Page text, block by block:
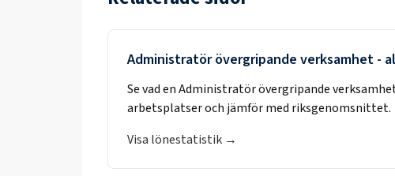
Administratör övergripande verksamhet -
Se vad enAdministratör övergripande
arbetsplatser och jämför med riksgenomsnittet.
Visa lönestatistik →